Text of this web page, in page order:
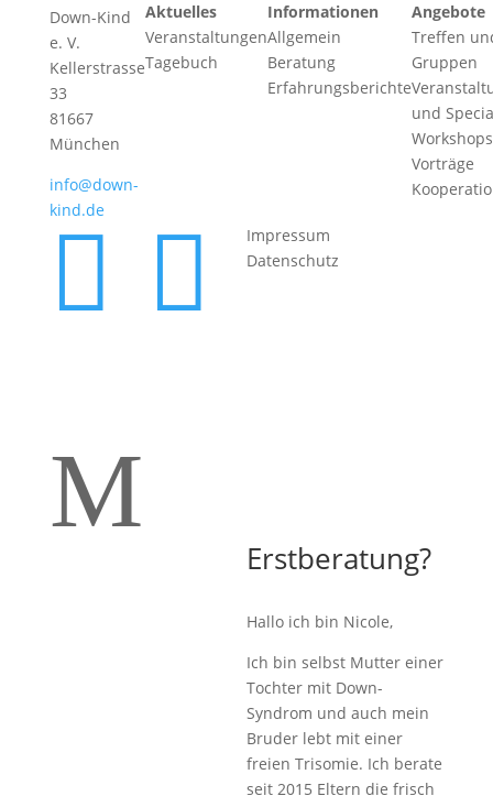
Down-Kind
e. V.
Kellerstrasse
33
81667
München
info@down-
kind.de
Aktuelles
Veranstaltungen
Tagebuch
Informationen
Allgemein
Beratung
Erfahrungsberichte
Angebote
Treffen
Gruppen
und
Vorträge
 
Impressum
Datenschutz
M
Erstberatung?
Hallo ich bin Nicole,
Ich bin selbst Mutter einer
Tochter mit Down-
Syndrom und auch mein
Bruder lebt mit einer
freien Trisomie. Ich berate
seit 2015 Eltern die frisch